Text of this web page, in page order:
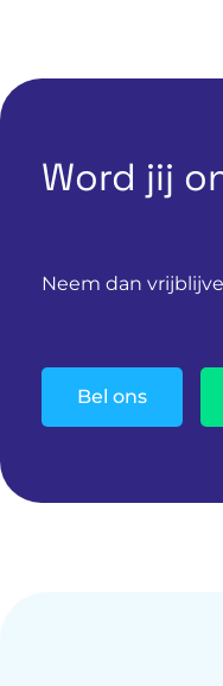
Word jij
Neem dan
Bel ons